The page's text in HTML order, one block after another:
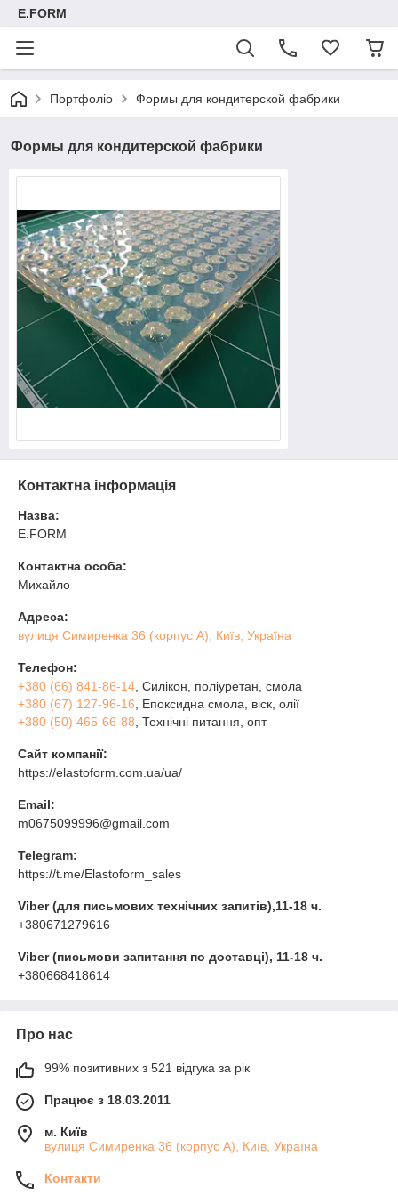
E.FORM
Портфоліо Формы для кондитерской фабрики
Формы для кондитерской фабрики
Контактна інформація
Назва:
E.FORM
Контактна особа:
Михайло
Адреса:
вулиця Симиренка 36 (корпус А), Київ, Україна
Телефон:
+380 (66) 841-86-14 , Силікон, поліуретан, смола
+380 (67) 127-96-16 , Епоксидна смола, віск, олії
+380 (50) 465-66-88 , Технічні питання, опт
Сайт компанії:
https://elastoform.com.ua/ua/
Email:
m0675099996@gmail.com
Telegram:
https://t.me/Elastoform_sales
Viber (для письмових технічних запитів),11-18 ч.
+380671279616
Viber (письмови запитання по доставці), 11-18 ч.
+380668418614
Про нас
99% позитивних з 521 відгука за рік
Працює з 18.03.2011
м. Київ
вулиця Симиренка 36 (корпус А), Київ, Україна
Контакти